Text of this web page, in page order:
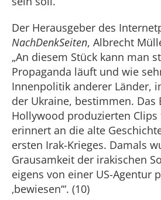
Der Herausgeber des
NachDenkSeiten, Albrecht
„An diesem Stück kann man
Propaganda läuft und wie
Innenpolitik anderer Länder,
der Ukraine, bestimmen. Das
Hollywood produzierten
erinnert an die alte
ersten Irak-Krieges. Damals
Grausamkeit der irakischen
eigens von einer US-Agentur
‚bewiesen‘“. (10)